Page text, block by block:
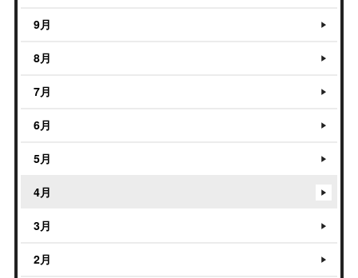
9月
8月
7月
6月
5月
4月
3月
2月